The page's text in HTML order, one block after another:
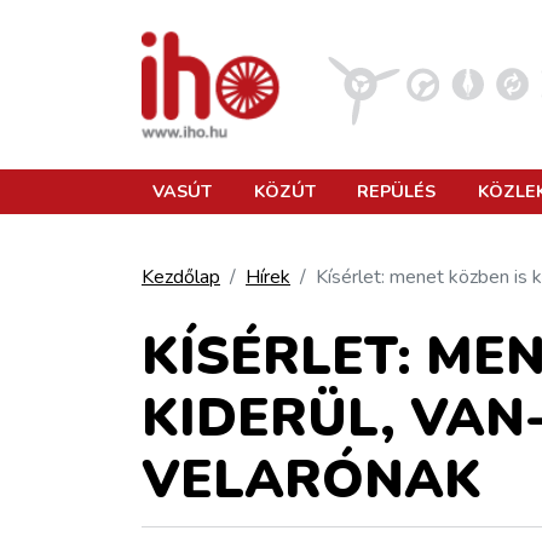
KÖZLEKEDÉSFEJLESZTÉS
ELLÁTÁSI LÁNC
VASÚT KÖZÚT REPÜLÉS
Kezdőlap Hírek Kísérlet: menet közben is
KÍSÉRLET:
KIDERÜL,
VELARÓNAK